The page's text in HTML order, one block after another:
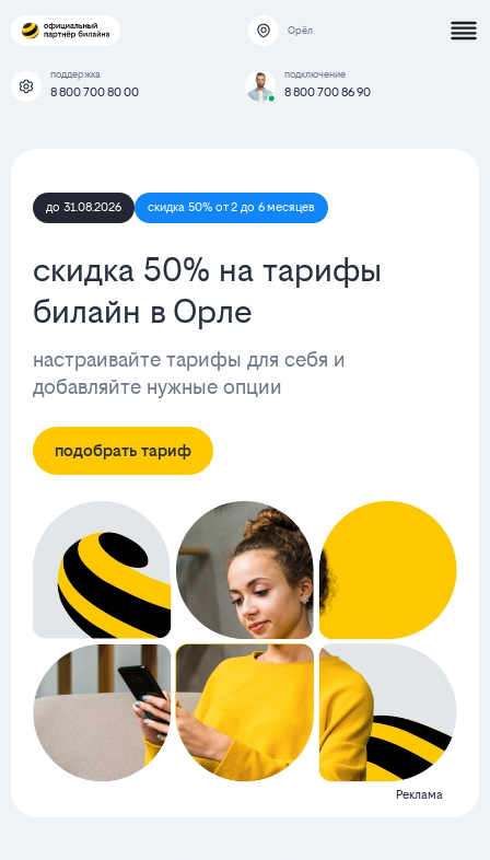
Орёл
поддержка
8 800 700 80 00
подключение
8 800 700 86 90
до 31.08.2026 скидка 50% от 2 до 6 месяцев
скидка 50% на тарифы
билайн в Орле
настраивайте тарифы для себя и
добавляйте нужные опции
подобрать тариф
Реклама